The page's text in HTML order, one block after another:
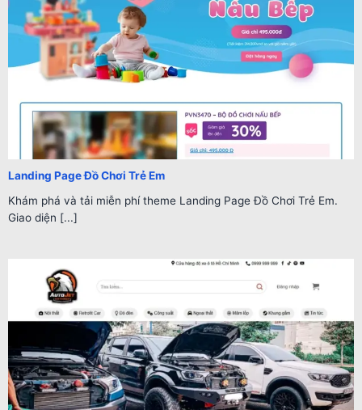
Landing Page Đồ Chơi Trẻ Em
Khám phá và tải miễn phí theme Landing Page Đồ Chơi Trẻ Em.
Giao diện [...]